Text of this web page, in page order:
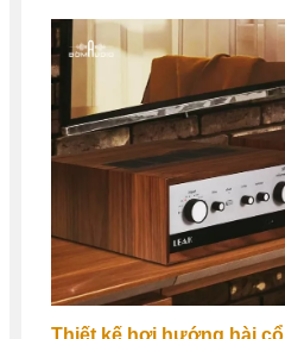
Thiết kế hơi hướng hài cổ